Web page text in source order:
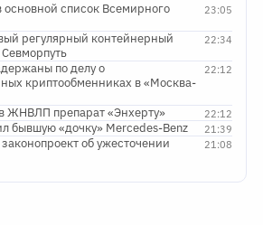
23:05
список Всемирного
22:34
регулярный контейнерный
22:12
по делу о
криптообменниках в «Москва-
22:12
ЖНВЛП препарат «Энхерту»
21:39
бывшую «дочку» Mercedes-Benz
21:08
об ужесточении